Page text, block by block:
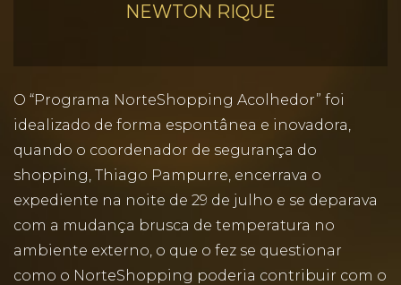
NEWTON RIQUE
O “Programa NorteShopping Acolhedor” foi
idealizado de forma espontânea e inovadora,
quando o coordenador de segurança do
shopping, Thiago Pampurre, encerrava o
expediente na noite de 29 de julho e se deparava
com a mudança brusca de temperatura no
ambiente externo, o que o fez se questionar
como o NorteShopping poderia contribuir com o